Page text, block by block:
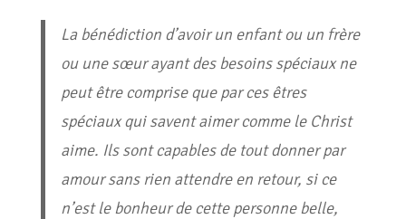
La bénédiction d’avoir un enfant ou un frère
ou une sœur ayant des besoins spéciaux ne
peut être comprise que par ces êtres
spéciaux qui savent aimer comme le Christ
aime. Ils sont capables de tout donner par
amour sans rien attendre en retour, si ce
n’est le bonheur de cette personne belle,